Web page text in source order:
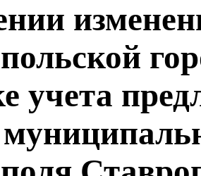
учета